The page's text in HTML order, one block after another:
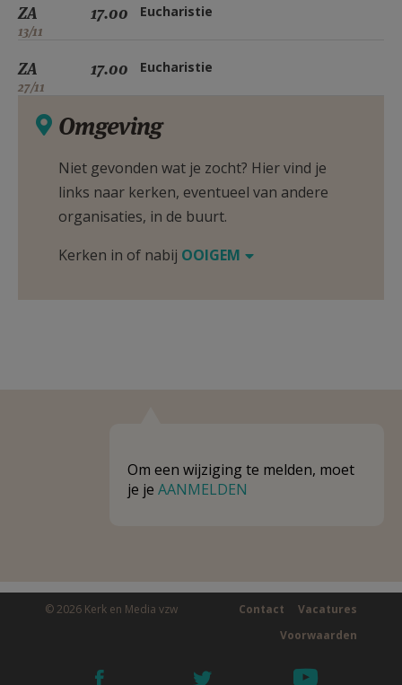
ZA
13/11
17.00 Eucharistie
ZA
27/11
17.00 Eucharistie
Omgeving
Niet gevonden wat je zocht? Hier vind je
links naar kerken, eventueel van andere
organisaties, in de buurt.
Kerken in of nabij OOIGEM
Om een wijziging te melden, moet
je je AANMELDEN
© 2026 Kerk en Media vzw Vacatures
Contact
Voorwaarden